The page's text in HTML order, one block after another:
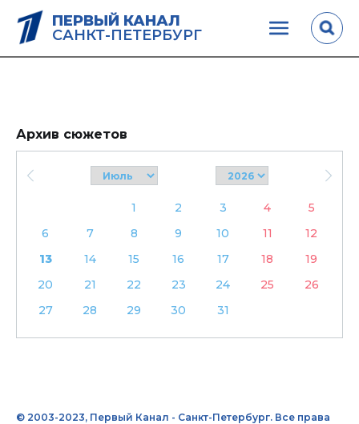
ПЕРВЫЙ КАНАЛ
САНКТ-ПЕТЕРБУРГ
Архив сюжетов
1 2 3 4
5
6
7 8 9 10 11
12
13
14 15 16 17 18
19
20
21 22 23 24 25
26
27
28 29 30 31
© 2003-2023, Первый Канал - Санкт-Петербург. Все права